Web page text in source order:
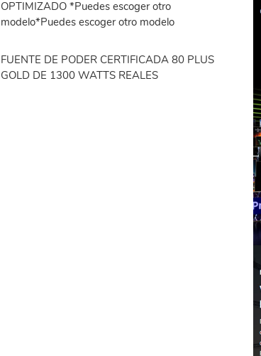
OPTIMIZADO *Puedes escoger otro
modelo*Puedes escoger otro modelo
FUENTE DE PODER CERTIFICADA 80 PLUS
GOLD DE 1300 WATTS REALES